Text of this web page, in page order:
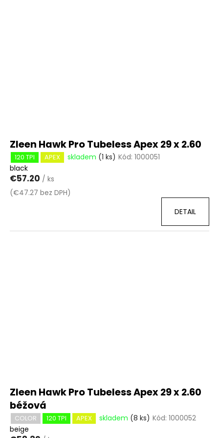
ů
Zleen Hawk Pro Tubeless Apex 29 x 2.60
120 TPI APEX skladem (1 ks) Kód: 1000051
black
€57.20 / ks
(€47.27 bez DPH)
DETAIL
Zleen Hawk Pro Tubeless Apex 29 x 2.60
béžová
COLOR 120 TPI APEX skladem (8 ks) Kód: 1000052
beige